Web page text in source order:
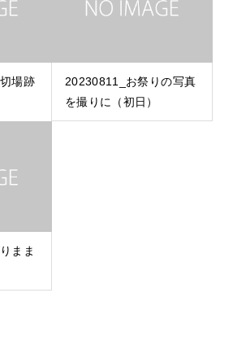
場跡
20230811_お祭りの写真
を撮りに（初日）
まま